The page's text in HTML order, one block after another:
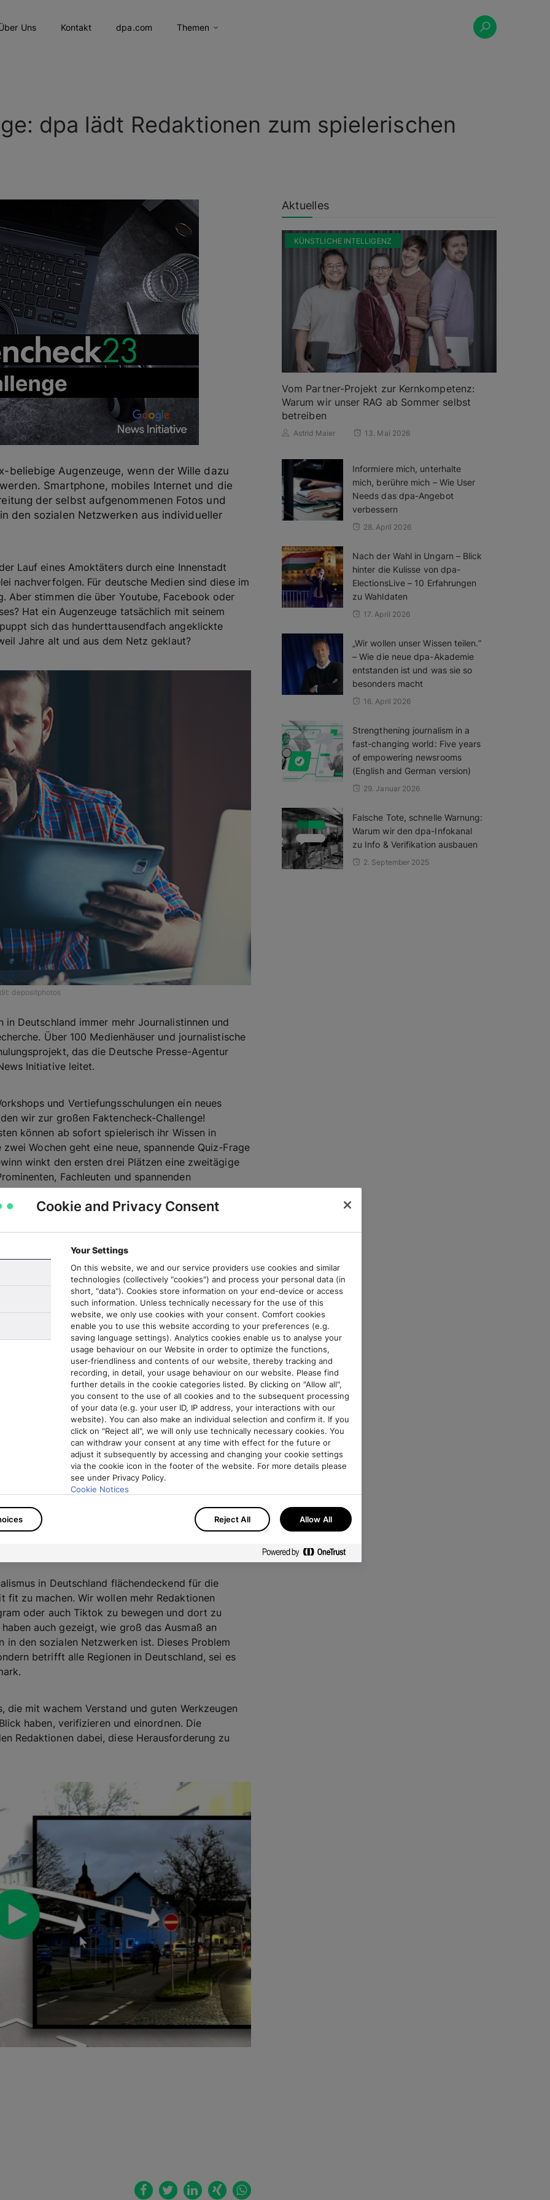
Uns Kontakt dpa.com Themen
dpa lädt Redaktionen zum spielerischen
beliebige Augenzeuge, wenn der Wille dazu
Smartphone, mobiles Internet und die
der selbst aufgenommenen Fotos und
den sozialen Netzwerken aus individueller
Lauf eines Amoktäters durch eine Innenstadt
nachverfolgen. Für deutsche Medien sind diese im
Aber stimmen die über Youtube, Facebook oder
Hat ein Augenzeuge tatsächlich mit seinem
sich das hunderttausendfach angeklickte
Jahre alt und aus dem Netz geklaut?
depositphotos
Deutschland immer mehr Journalistinnen und
Über 100 Medienhäuser und journalistische
das die Deutsche Presse-Agentur
Initiative leitet.
und Vertiefungsschulungen ein neues
wir zur großen Faktencheck-Challenge!
können ab sofort spielerisch ihr Wissen in
Wochen geht eine neue, spannende Quiz-Frage
winkt den ersten drei Plätzen eine zweitägige
Fachleuten und spannenden
und Anmeldung.
aber immer unterhaltsam – und dem
Account authentisch? Stimmt der Schattenwurf?
wiederfinden? Die Beispiele machen deutlich:
ist nicht nur was für Spezialistinnen und
im Social-Media-Zeitalter.
„Das Prüfen von Behauptungen
stellt Medienschaffende Tag
gilt, die eigenen Techniken und
und zu schärfen. Die Fact
wertvollen Beitrag.“
teilnimmt, hat es etwas leichter. Auch die Videos
stattfindet, können bei der Lösung hilfreich
richtige Spur helfen.
in Deutschland flächendeckend für die
fit zu machen. Wir wollen mehr Redaktionen
oder auch Tiktok zu bewegen und dort zu
auch gezeigt, wie groß das Ausmaß an
in den sozialen Netzwerken ist. Dieses Problem
betrifft alle Regionen in Deutschland, sei es
mit wachem Verstand und guten Werkzeugen
haben, verifizieren und einordnen. Die
Redaktionen dabei, diese Herausforderung zu
Aktuelles
KÜNSTLICHE INTELLIGENZ
Vom Partner-Projekt zur Kernkompetenz:
Warum wir unser RAG ab Sommer selbst
betreiben
Astrid Maier 13. Mai 2026
Informiere mich, unterhalte
mich, berühre mich – Wie User
Needs das dpa-Angebot
verbessern
28. April 2026
Nach der Wahl in Ungarn – Blick
hinter die Kulisse von dpa-
ElectionsLive – 10 Erfahrungen
zu Wahldaten
17. April 2026
„Wir wollen unser Wissen teilen.”
– Wie die neue dpa-Akademie
entstanden ist und was sie so
besonders macht
16. April 2026
Strengthening journalism in a
fast-changing world: Five years
of empowering newsrooms
(English and German version)
29. Januar 2026
Falsche Tote, schnelle Warnung:
Warum wir den dpa-Infokanal
zu Info & Verifikation ausbauen
2. September 2025
Cookie and Privacy Consent
Your Settings
On this website, we and our service providers use cookies and similar
technologies (collectively "cookies") and process your personal data (in
short, "data"). Cookies store information on your end-device or access
such information. Unless technically necessary for the use of this
website, we only use cookies with your consent. Comfort cookies
enable you to use this website according to your preferences (e.g.
saving language settings). Analytics cookies enable us to analyse your
usage behaviour on our Website in order to optimize the functions,
user-friendliness and contents of our website, thereby tracking and
recording, in detail, your usage behaviour on our website. Please find
further details in the cookie categories listed. By clicking on "Allow all",
you consent to the use of all cookies and to the subsequent processing
of your data (e.g. your user ID, IP address, your interactions with our
website). You can also make an individual selection and confirm it. If you
click on "Reject all", we will only use technically necessary cookies. You
can withdraw your consent at any time with effect for the future or
adjust it subsequently by accessing and changing your cookie settings
via the cookie icon in the footer of the website. For more details please
see under Privacy Policy.
Cookie Notices
There you can also adjust or revoke your consent at any time.
Reject All Allow All